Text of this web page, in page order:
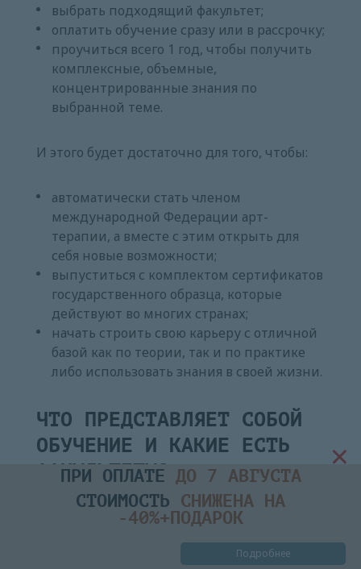
выбрать подходящий факультет;
оплатить обучение сразу или в рассрочку;
проучиться всего 1 год, чтобы получить
комплексные, объемные,
концентрированные знания по
выбранной теме.
И этого будет достаточно для того, чтобы:
автоматически стать членом
международной Федерации арт-
терапии, а вместе с этим открыть для
себя новые возможности;
выпуститься с комплектом сертификатов
государственного образца, которые
действуют во многих странах;
начать строить свою карьеру с отличной
базой как по теории, так и по практике
либо использовать знания в своей жизни.
ЧТО ПРЕДСТАВЛЯЕТ СОБОЙ
ОБУЧЕНИЕ И КАКИЕ ЕСТЬ
ФАКУЛЬТЕТЫ?
Факультет — это набор курсов по какой-то
одной теме. Курсы подобраны так, чтобы
дать максимально полные и качественные
×
ПРИ ОПЛАТЕ ДО 7 АВГУСТА
СТОИМОСТЬ СНИЖЕНА НА
-40%+ПОДАРОК
Подробнее